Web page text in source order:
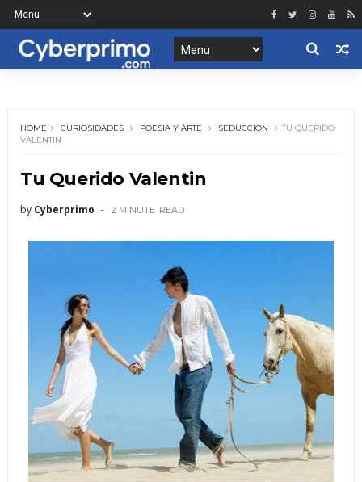
HOME CURIOSIDADES POESIA Y ARTE SEDUCCION
TU QUERIDO
VALENTIN
Tu Querido Valentin
by Cyberprimo 2 MINUTE READ